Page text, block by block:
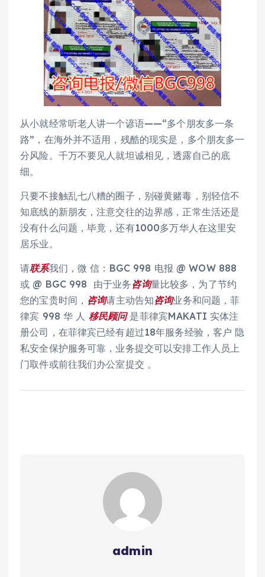
从小就经常听老人讲一个谚语——“多个朋友多一条
路”，在海外并不适用，残酷的现实是，多个朋友多一
分风险。千万不要见人就坦诚相见，透露自己的底
细。
只要不接触乱七八糟的圈子，别碰黄赌毒，别轻信不
知底线的新朋友，注意交往的边界感，正常生活还是
没有什么问题，毕竟，还有1000多万华人在这里安
居乐业。
请联系我们，微 信：BGC 998 电报 @ WOW 888
或 @ BGC 998 由于业务咨询量比较多，为了节约
您的宝贵时间， 咨询请主动告知咨询业务和问题，菲
律宾 998 华 人 移民顾问是菲律宾MAKATI 实体注
册公司，在菲律宾已经有超过18年服务经验，客户 隐
私安全保护服务可靠，业务提交可以安排工作人员上
门取件或前往我们办公室提交 。
admin